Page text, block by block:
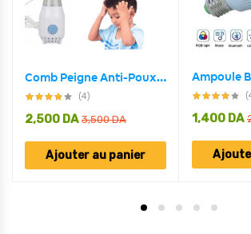
Comb Peigne Anti-Poux Électrique et Nettoyeur Cheveux
(4)
3,500DA
2,500 DA
Ajouter au panier
1,400 DA